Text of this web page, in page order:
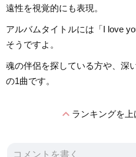
遠性を視覚的にも表現。
アルバムタイトルには「I love
そうですよ。
魂の伴侶を探している方や、深
の1曲です。
expand_lessランキングを上